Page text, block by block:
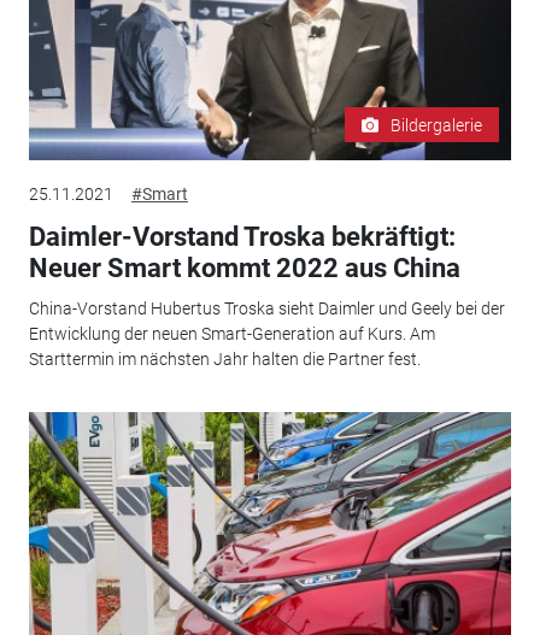
Bildergalerie
25.11.2021 #Smart
Daimler-Vorstand Troska bekräftigt:
Neuer Smart kommt 2022 aus China
China-Vorstand Hubertus Troska sieht Daimler und Geely bei der
Entwicklung der neuen Smart-Generation auf Kurs. Am
Starttermin im nächsten Jahr halten die Partner fest.